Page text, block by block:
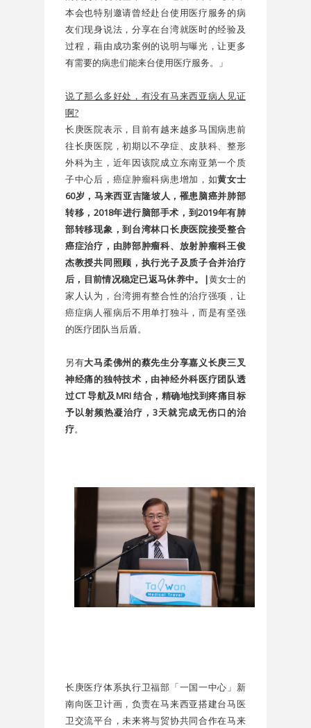
本会也特别邀请曾经赴台使用医疗服务的病
友们现身说法，分享在台湾就医时的经验及
过程，藉由成功案例的说明与曝光，让更多
有需要的病患们能来台使用医疗服务。」
说了那么多好处，有没有马来西亚病人见证
啊?
长庚医院表示，目前有越来越多马国病患前
往长庚医院，初期以不孕症、皮肤科、整形
外科为主，近年因该院成立东南亚第一个质
子中心后，癌症肿瘤科病患增加，如黄女士
60岁，马来西亚吉隆坡人，罹患脑癌并肺部
转移，2018年进行脑部手术，到2019年有肺
部转移现象，到台湾林口长庚医院接受整合
癌症治疗，由肺部肿瘤科、放射肿瘤科王俊
杰教授共同照顾，执行光子及质子合并治疗
后，目前情况稳定已返马休养中。|黄女士的
家人认为，台湾拥有整合性的治疗强项，让
癌症病人罹病后不用单打独斗，而是有坚强
的医疗团队当后盾。
另有大马柔佛州的蔡先生分享嘉义长庚三叉
神经痛的独特技术，由神经外科医疗团队透
过CT 导航及MRI 结合，精确地找到疼痛目标
予以射频热凝治疗，3天就完成无伤口的治
疗。
长庚医疗体系执行卫福部「一国一中心」新
南向医卫计画，负责在马来西亚搭建台马医
卫交流平台，未来将与贸协共同合作在马来